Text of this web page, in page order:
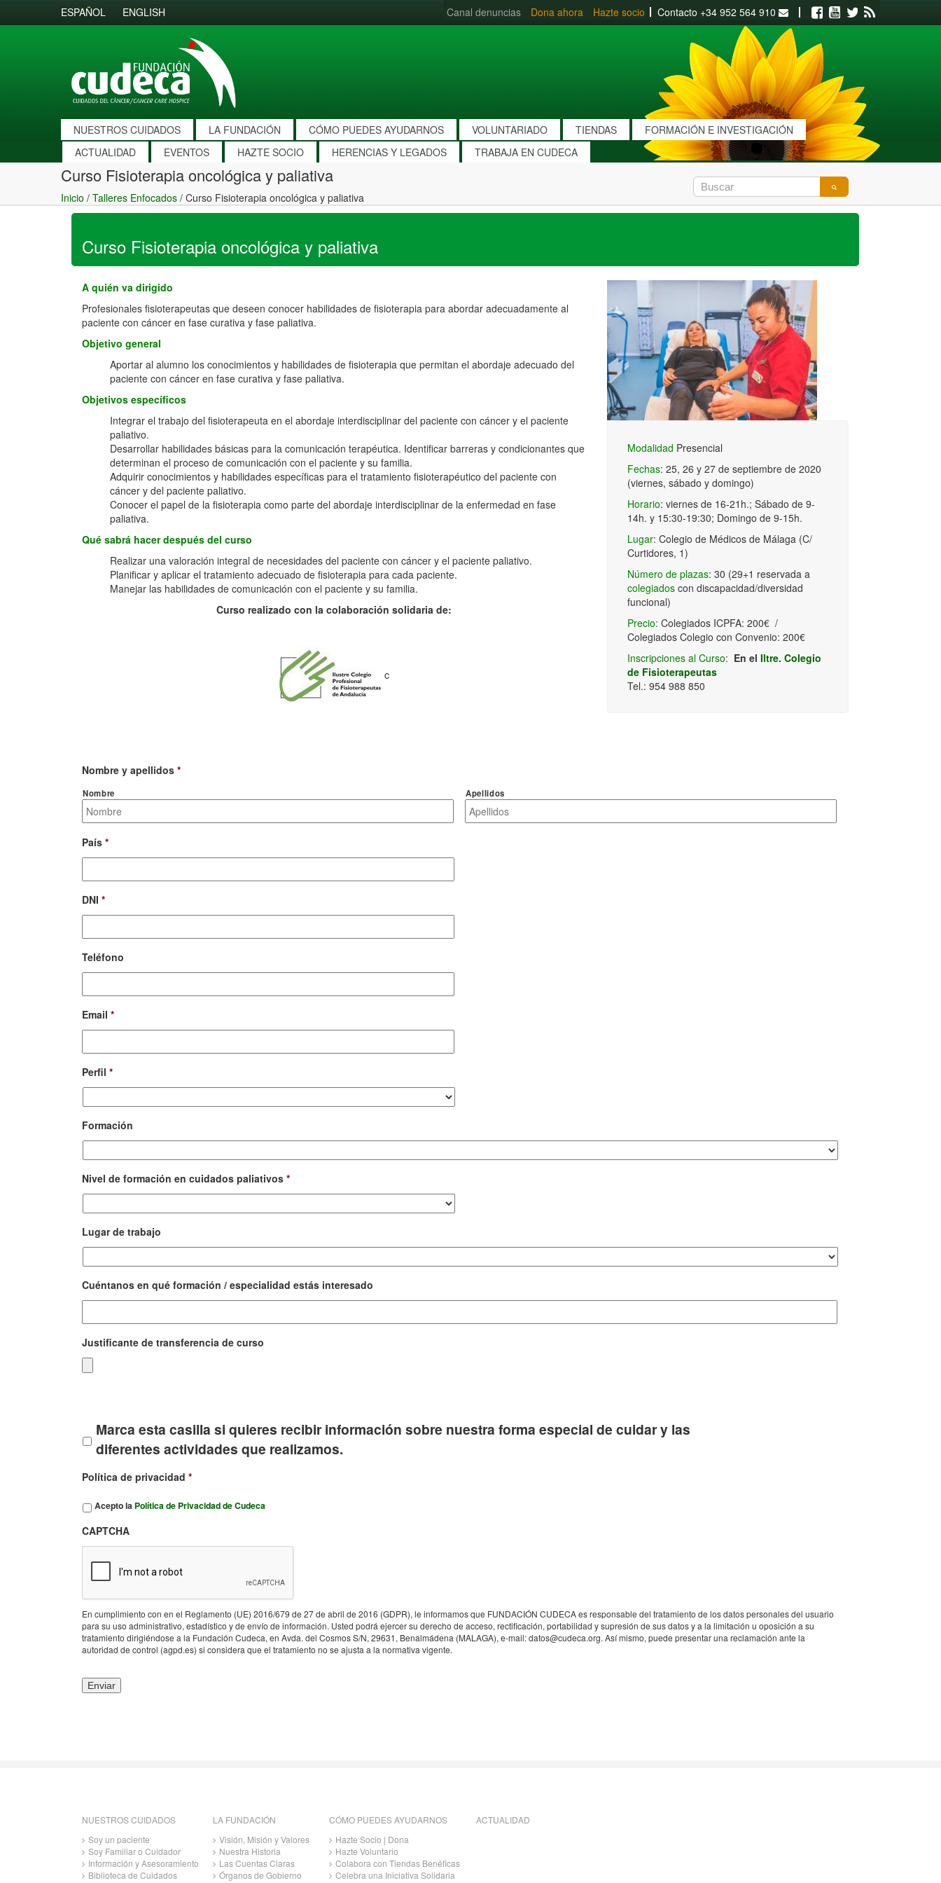
ESPAÑOL ENGLISH Canal denuncias Dona ahora Hazte socio Contacto +34 952 564 910 Facebook
Youtube
Twitter
NUESTROS CUIDADOS LA FUNDACIÓN CÓMO PUEDES AYUDARNOS VOLUNTARIADO TIENDAS
FORMACIÓN E INVESTIGACIÓN
ACTUALIDAD
EVENTOS HAZTE SOCIO HERENCIAS Y LEGADOS TRABAJA EN CUDECA
Curso Fisioterapia oncológica y paliativa
Inicio / Talleres Enfocados / Curso Fisioterapia oncológica y paliativa
Curso Fisioterapia oncológica y paliativa
A quién va dirigido
Profesionales fisioterapeutas que deseen conocer habilidades de fisioterapia para abordar adecuadamente al
paciente con cáncer en fase curativa y fase paliativa.
Objetivo general
Aportar al alumno los conocimientos y habilidades de fisioterapia que permitan el abordaje adecuado del
paciente con cáncer en fase curativa y fase paliativa.
Objetivos específicos
Integrar el trabajo del fisioterapeuta en el abordaje interdisciplinar del paciente con cáncer y el paciente
paliativo.
Desarrollar habilidades básicas para la comunicación terapéutica. Identificar barreras y condicionantes que
determinan el proceso de comunicación con el paciente y su familia.
Adquirir conocimientos y habilidades específicas para el tratamiento fisioterapéutico del paciente con
cáncer y del paciente paliativo.
Conocer el papel de la fisioterapia como parte del abordaje interdisciplinar de la enfermedad en fase
paliativa.
Qué sabrá hacer después del curso
Realizar una valoración integral de necesidades del paciente con cáncer y el paciente paliativo.
Planificar y aplicar el tratamiento adecuado de fisioterapia para cada paciente.
Manejar las habilidades de comunicación con el paciente y su familia.
Curso realizado con la colaboración solidaria de:
c
Modalidad Presencial
Fechas: 25, 26 y 27 de septiembre de 2020
(viernes, sábado y domingo)
Horario: viernes de 16-21h.; Sábado de 9-
14h. y 15:30-19:30; Domingo de 9-15h.
Lugar: Colegio de Médicos de Málaga (C/
Curtidores, 1)
Número de plazas: 30 (29+1 reservada a
colegiados con discapacidad/diversidad
funcional)
Precio: Colegiados ICPFA: 200€ /
Colegiados Colegio con Convenio: 200€
Inscripciones al Curso: En el Iltre. Colegio
de Fisioterapeutas
Tel.: 954 988 850
Nombre y apellidos *
Nombre Apellidos
País *
DNI *
Teléfono
Email *
Perfil *
Formación
Nivel de formación en cuidados paliativos *
Lugar de trabajo
Cuéntanos en qué formación / especialidad estás interesado
Justificante de transferencia de curso
aceptados:
jpg,
pdf,
Marca esta casilla si quieres recibir información sobre nuestra forma especial de cuidar y las
diferentes actividades que realizamos.
Política de privacidad *
Acepto la Política de Privacidad de Cudeca
CAPTCHA
En cumplimiento con en el Reglamento (UE) 2016/679 de 27 de abril de 2016 (GDPR), le informamos que FUNDACIÓN CUDECA es responsable del tratamiento de los datos personales del usuario
para su uso administrativo, estadístico y de envío de información. Usted podrá ejercer su derecho de acceso, rectificación, portabilidad y supresión de sus datos y a la limitación u oposición a su
tratamiento dirigiéndose a la Fundación Cudeca, en Avda. del Cosmos S/N, 29631, Benalmádena (MALAGA), e-mail: datos@cudeca.org. Así mismo, puede presentar una reclamación ante la
autoridad de control (agpd.es) si considera que el tratamiento no se ajusta a la normativa vigente.
NUESTROS CUIDADOS
Soy un paciente
Soy Familiar o Cuidador
Información y Asesoramiento
Biblioteca de Cuidados
LA FUNDACIÓN
Visión, Misión y Valores
Nuestra Historia
Las Cuentas Claras
Órganos de Gobierno
CÓMO PUEDES AYUDARNOS
Hazte Socio | Dona
Hazte Voluntario
Colabora con Tiendas Benéficas
Celebra una Iniciativa Solidaria
ACTUALIDAD